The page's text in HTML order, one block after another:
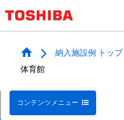
納入施設例 トップ
体育館
コンテンツメニュー